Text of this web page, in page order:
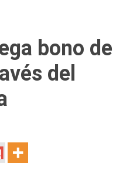
bono de
del